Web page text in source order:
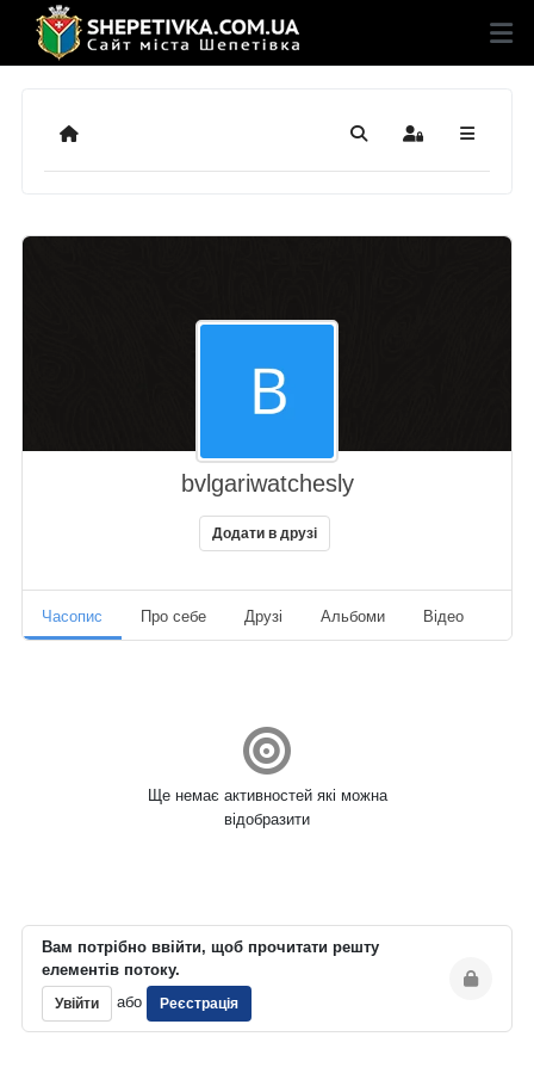
Додому ПошукSign In
bvlgariwatchesly
Додати в друзі
Часопис Про себе Друзі Альбоми Відео
Ще немає активностей які можна
відобразити
Вам потрібно ввійти, щоб прочитати решту
елементів потоку.
Увійти або Реєстрація